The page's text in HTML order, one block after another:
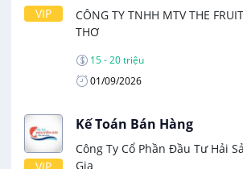
VIP
CÔNG TY TNHH MTV THE
THƠ
15 - 20 triệu
01/09/2026
Kế Toán Bán Hàng
Công Ty Cổ Phần Đầu Tư Hải
Gia